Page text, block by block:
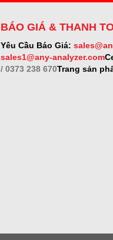
BÁO GIÁ & THANH
Yêu Cầu Báo Giá:
sales1@any-analyzer.com
/ 0373 238 670Trang sản